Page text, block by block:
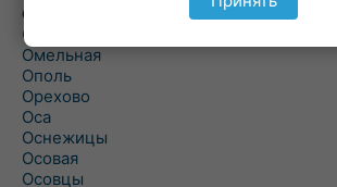
Ольпень
Ольшаны
Омельная
Ополь
Орехово
Оса
Оснежицы
Осовая
Осовцы